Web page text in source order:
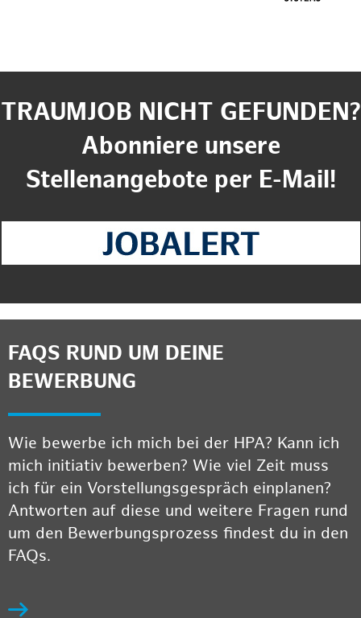
TRAUMJOB NICHT GEFUNDEN?
Abonniere unsere
Stellenangebote per E-Mail!
FAQS RUND UM DEINE
BEWERBUNG
Wie bewerbe ich mich bei der HPA? Kann ich
mich initiativ bewerben? Wie viel Zeit muss
ich für ein Vorstellungsgespräch einplanen?
Antworten auf diese und weitere Fragen rund
um den Bewerbungsprozess findest du in den
FAQs.